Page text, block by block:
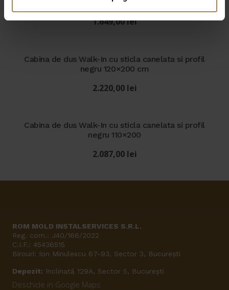
80×200 cm
1.649,00lei
Cabina de dus Walk-In cu sticla canelata si profil
negru 120×200 cm
2.220,00 lei
Cabina de dus Walk-In cu sticla canelata si profil
negru 110×200
2.087,00 lei
ROM MOLD INSTALSERVICES S.R.L.
Reg. com.: J40/166/2022
C.I.F.: 45436515
Birouri: Ion Minulescu 67-93, Sector 3, București
Depozit: Inclinată 129A, Sector 5, București
Deschide in Google Maps